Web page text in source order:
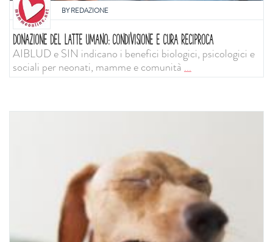
BYREDAZIONE
DONAZIONE DEL LATTE UMANO: CONDIVISIONE E CURA RECIPROCA
AIBLUD e SIN indicano i benefici biologici, psicologici e
sociali per neonati, mamme e comunità...